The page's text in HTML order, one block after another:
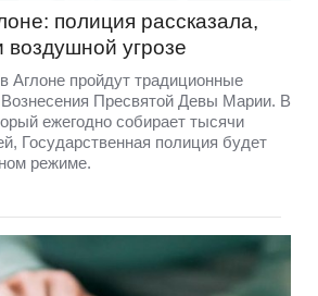
полиция рассказала,
воздушной угрозе
Аглоне пройдут традиционные
Вознесения Пресвятой Девы Марии. В
ежегодно собирает тысячи
Государственная полиция будет
режиме.